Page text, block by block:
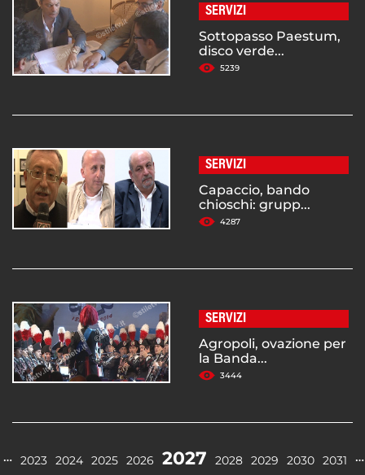
SERVIZI
Sottopasso Paestum,
disco verde...
5239
SERVIZI
Capaccio, bando
chioschi: grupp...
4287
SERVIZI
Agropoli, ovazione per
la Banda...
3444
… 2023 2024 2025 2026 2027 2028 2029 2030 2031 …